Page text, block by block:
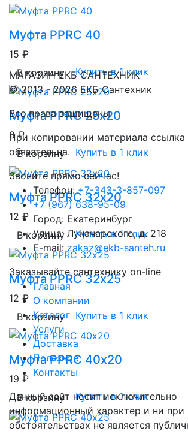
Муфта PPRC 40
15 ₽
В корзину
Купить в 1 клик
Муфта PPRC 25х20
8 ₽
В корзину
Купить в 1 клик
Муфта PPRC 32х20
12 ₽
В корзину
Купить в 1 клик
Муфта PPRC 32х25
12 ₽
В корзину
Купить в 1 клик
Муфта PPRC 40х20
19 ₽
В корзину
Купить в 1 клик
МАГАЗИН ЕКБ САНТЕХНИК
© 2013 - 2026 ЕКБ Сантехник
Все права защищены
При копировании материала ссылка
обязательна.
Звоните прямо сейчас!
Телефон:+7-343-3-857-097
+7 (967) 638-95-09
Город: Екатеринбург
Улица: Луначарского, д. 218
E-mail: zakaz@ekb-santeh.ru
Заказывайте сантехнику on-line
Главная
О компании
Каталог
Услуги
Доставка
Полезное
Контакты
Данный сайт носит исключительно
информационный характер и ни при
обстоятельствах не является